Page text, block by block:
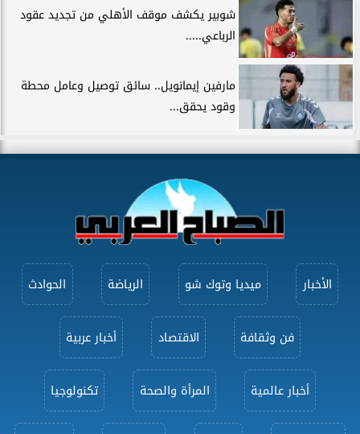
شوبير يكشف موقف الأهلي من تجديد عقود
الرباعي.....
مارفين إيمانويل.. سائق توصيل وعامل محطة
وقود يحقق...
الأخبار ميديا وتوك شو الرياضة الحوادث
فن وثقافة الاقتصاد أخبار عربية
أخبار عالمية المرأة والصحة تكنولوجيا